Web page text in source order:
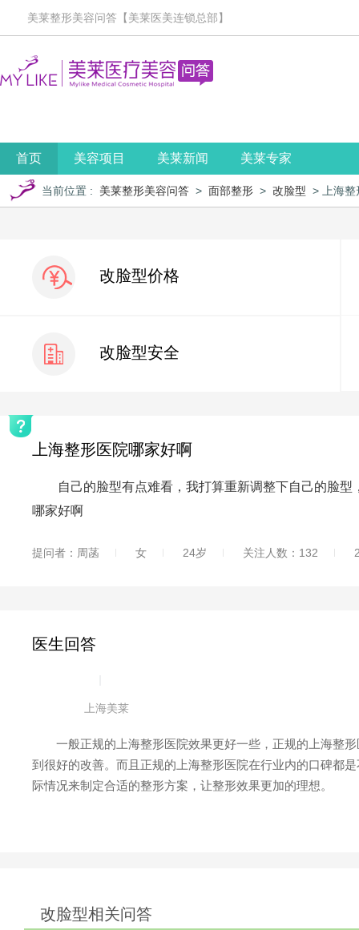
美莱整形美容问答【美莱医美连锁总部】
首页 美容项目 美莱新闻 美莱专家
当前位置 : 美莱整形美容问答 > 面部整形 > 改脸型 > 上海整
改脸型价格
改脸型安全
上海整形医院哪家好啊
自己的脸型有点难看，我打算重新调整下自己的脸型
哪家好啊
提问者：周菡 女 24岁 关注人数：132
医生回答
上海美莱
一般正规的上海整形医院效果更好一些，正规的上海整形
到很好的改善。而且正规的上海整形医院在行业内的口碑都
际情况来制定合适的整形方案，让整形效果更加的理想。
改脸型相关问答